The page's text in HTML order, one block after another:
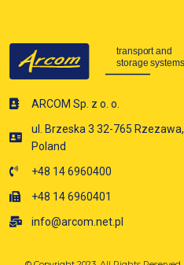
ARCOM Sp. z o. o.
ul. Brzeska 3 32-765 Rzezawa,
Poland
+48 14 6960400
+48 14 6960401
info@arcom.net.pl